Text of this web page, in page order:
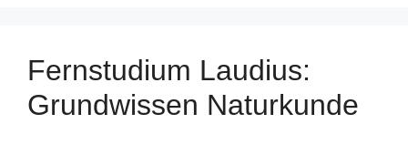
Fernstudium Laudius:
Grundwissen Naturkunde